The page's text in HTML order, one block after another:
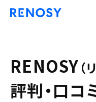
RENOSY （
評判・口コ